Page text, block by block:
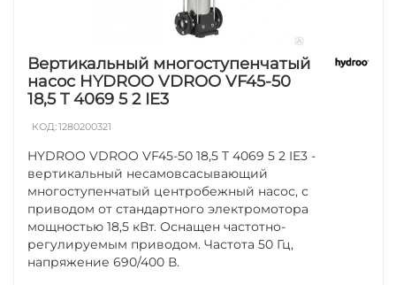
Вертикальный многоступенчатый
насос HYDROO VDROO VF45-50
18,5 T 4069 5 2 IE3
КОД:1280200321
HYDROO VDROO VF45-50 18,5 T 4069 5 2 IE3 -
вертикальный несамовсасывающий
многоступенчатый центробежный насос, с
приводом от стандартного электромотора
мощностью 18,5 кВт. Оснащен частотно-
регулируемым приводом. Частота 50 Гц,
напряжение 690/400 В.